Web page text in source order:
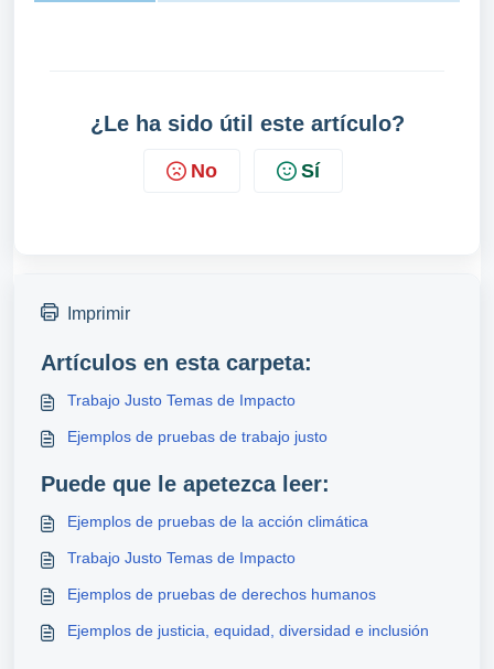
¿Le ha sido útil este artículo?
No Sí
Imprimir
Artículos en esta carpeta:
Trabajo Justo Temas de Impacto
Ejemplos de pruebas de trabajo justo
Puede que le apetezca leer:
Ejemplos de pruebas de la acción climática
Trabajo Justo Temas de Impacto
Ejemplos de pruebas de derechos humanos
Ejemplos de justicia, equidad, diversidad e inclusión